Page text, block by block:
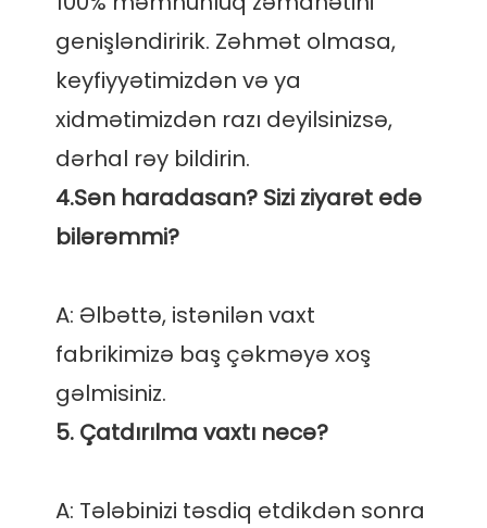
genişləndiririk. Zəhmət olmasa,
keyfiyyətimizdən və ya
xidmətimizdən razı deyilsinizsə,
4.Sən haradasan? Sizi ziyarət edə
A: Əlbəttə, istənilən vaxt
fabrikimizə baş çəkməyə xoş
A: Tələbinizi təsdiq etdikdən sonra